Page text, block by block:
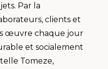
Par la
clients et
œuvre chaque jour
et socialement
Tomeze,